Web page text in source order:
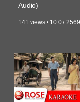
Audio)
141 views • 10.07.2569